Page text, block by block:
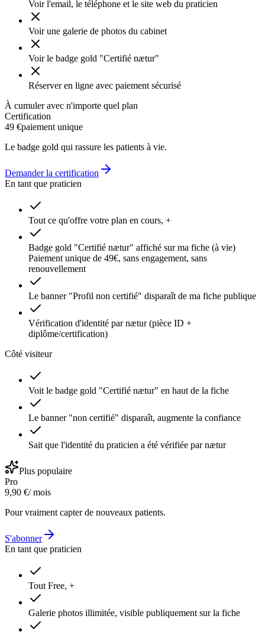
Voir l'email, le téléphone et le site web du praticien
Voir une galerie de photos du cabinet
Voir le badge gold "Certifié nætur"
Réserver en ligne avec paiement sécurisé
À cumuler avec n'importe quel plan
Certification
49 €paiement unique
Le badge gold qui rassure les patients à vie.
Demander la certification
En tant que praticien
Tout ce qu'offre votre plan en cours, +
Badge gold "Certifié nætur" affiché sur ma fiche (à vie)
Paiement unique de 49€, sans engagement, sans
renouvellement
Le banner "Profil non certifié" disparaît de ma fiche publique
Vérification d'identité par nætur (pièce ID +
diplôme/certification)
Côté visiteur
Voit le badge gold "Certifié nætur" en haut de la fiche
Le banner "non certifié" disparaît, augmente la confiance
Sait que l'identité du praticien a été vérifiée par nætur
Plus populaire
Pro
9,90 €/ mois
Pour vraiment capter de nouveaux patients.
S'abonner
En tant que praticien
Tout Free, +
Galerie photos illimitée, visible publiquement sur la fiche